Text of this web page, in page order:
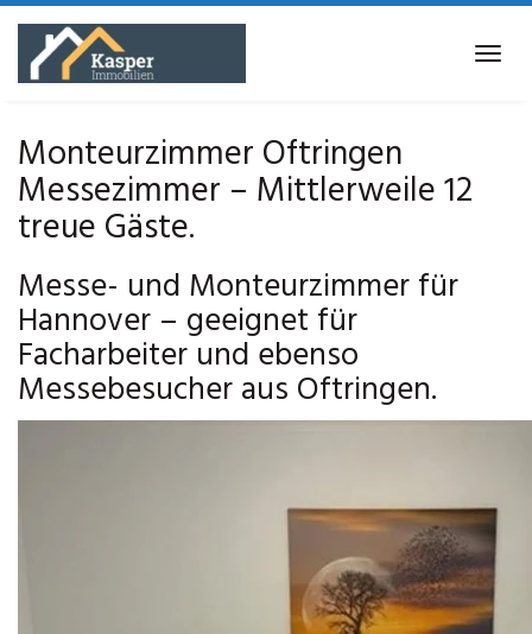
Skip
main
Monteurzimmer Oftringen
Messezimmer – Mittlerweile 12
treue Gäste.
Messe- und Monteurzimmer für
Hannover – geeignet für
Facharbeiter und ebenso
Messebesucher aus Oftringen.